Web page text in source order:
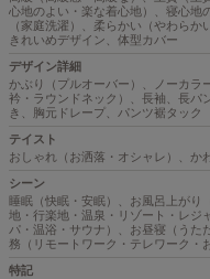
心地のよい・楽な着心地）、寝心地
（家庭洗濯）、柔らかい（やわらか
きれいめデザイン、体型カバー
デザイン詳細
かぶり（プルオーバー）、ノーカラ
衿・ラウンドネック）、長袖、長パ
き、胸元ドレープ、パンツ裾タック
テイスト
おしゃれ（お洒落・オシャレ）、か
シーン
睡眠（快眠・安眠）、お風呂上がり
地・行楽地・温泉・リゾート・レジ
パ・温浴・サウナ）、お昼寝（うた
務（リモートワーク・テレワーク・
特記